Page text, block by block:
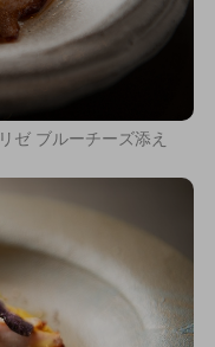
ゼ ブルーチーズ添え